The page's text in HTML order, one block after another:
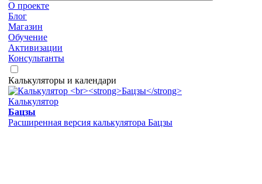
О проекте
Блог
Магазин
Обучение
Активизации
Консультанты
Калькуляторы и календари
Калькулятор
Бацзы
Расширенная версия калькулятора Бацзы